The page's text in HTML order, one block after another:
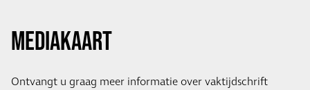
Mediakaart
Ontvangt u graag meer informatie over vaktijdschrift